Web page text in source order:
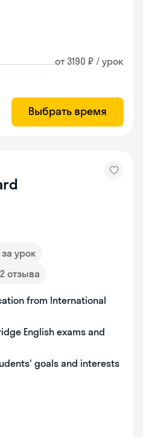
от 3190 ₽ / урок
Выбрать время
за урок
2 отзыва
from International
English exams and
goals and interests